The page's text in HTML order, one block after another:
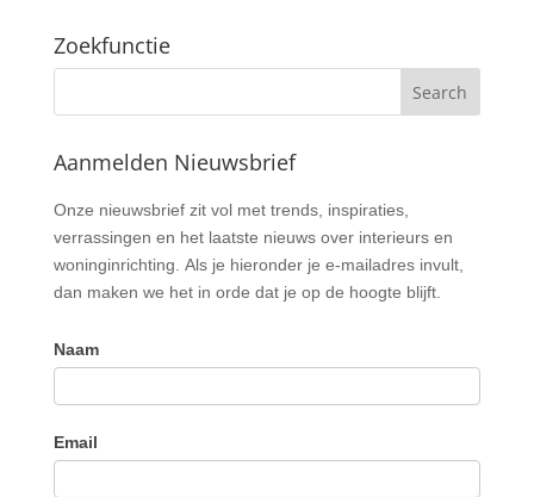
Zoekfunctie
Aanmelden Nieuwsbrief
Onze nieuwsbrief zit vol met trends, inspiraties,
verrassingen en het laatste nieuws over interieurs en
woninginrichting. Als je hieronder je e-mailadres invult,
dan maken we het in orde dat je op de hoogte blijft.
Naam
Email